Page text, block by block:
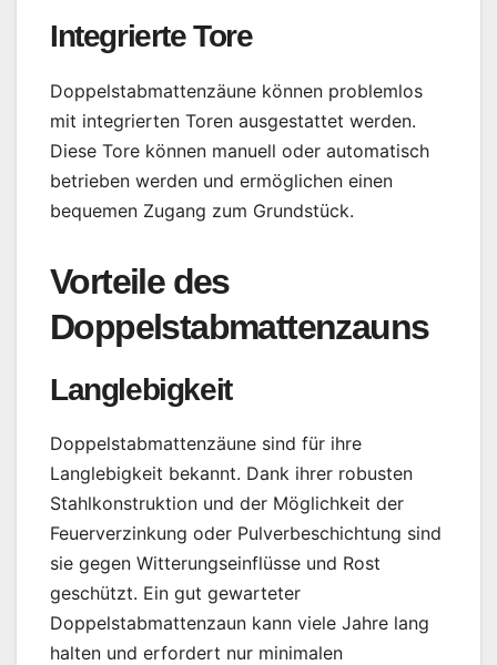
Integrierte Tore
Doppelstabmattenzäune können problemlos
mit integrierten Toren ausgestattet werden.
Diese Tore können manuell oder automatisch
betrieben werden und ermöglichen einen
bequemen Zugang zum Grundstück.
Vorteile des
Doppelstabmattenzauns
Langlebigkeit
Doppelstabmattenzäune sind für ihre
Langlebigkeit bekannt. Dank ihrer robusten
Stahlkonstruktion und der Möglichkeit der
Feuerverzinkung oder Pulverbeschichtung sind
sie gegen Witterungseinflüsse und Rost
geschützt. Ein gut gewarteter
Doppelstabmattenzaun kann viele Jahre lang
halten und erfordert nur minimalen